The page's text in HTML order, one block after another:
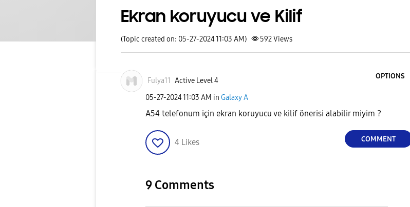
Ekran koruyucu ve Kilif
(Topic created on: 05-27-2024 11:03 AM) 592Views
Fulya11 Active Level 4
OPTIONS
‎05-27-202411:03 AM in Galaxy A
A54 telefonum için ekran koruyucu ve kilif önerisi alabilir miyim ?
4 Likes COMMENT
9 Comments